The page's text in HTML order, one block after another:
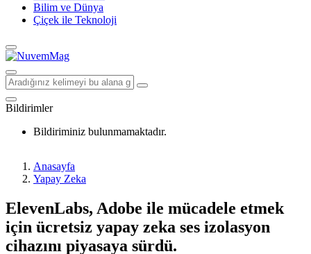
Bilim ve Dünya
Çiçek ile Teknoloji
Bildirimler
Bildiriminiz bulunmamaktadır.
Anasayfa
Yapay Zeka
ElevenLabs, Adobe ile mücadele etmek
için ücretsiz yapay zeka ses izolasyon
cihazını piyasaya sürdü.